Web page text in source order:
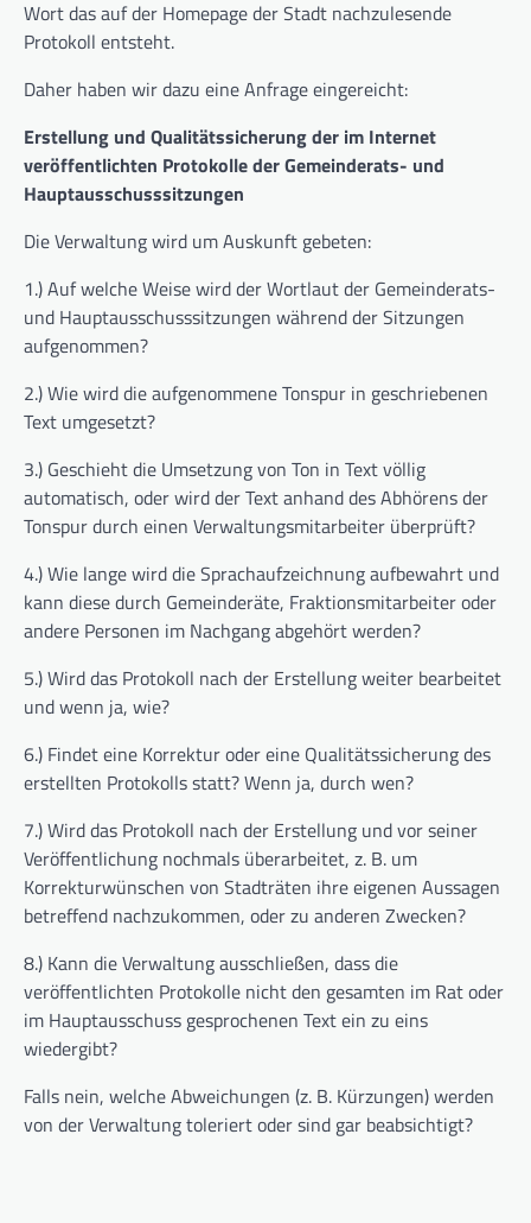
Wort das auf der Homepage der Stadt nachzulesende
Protokoll entsteht.
Daher haben wir dazu eine Anfrage eingereicht:
Erstellung und Qualitätssicherung der im Internet
veröffentlichten Protokolle der Gemeinderats- und
Hauptausschusssitzungen
Die Verwaltung wird um Auskunft gebeten:
1.) Auf welche Weise wird der Wortlaut der Gemeinderats-
und Hauptausschusssitzungen während der Sitzungen
aufgenommen?
2.) Wie wird die aufgenommene Tonspur in geschriebenen
Text umgesetzt?
3.) Geschieht die Umsetzung von Ton in Text völlig
automatisch, oder wird der Text anhand des Abhörens der
Tonspur durch einen Verwaltungsmitarbeiter überprüft?
4.) Wie lange wird die Sprachaufzeichnung aufbewahrt und
kann diese durch Gemeinderäte, Fraktionsmitarbeiter oder
andere Personen im Nachgang abgehört werden?
5.) Wird das Protokoll nach der Erstellung weiter bearbeitet
und wenn ja, wie?
6.) Findet eine Korrektur oder eine Qualitätssicherung des
erstellten Protokolls statt? Wenn ja, durch wen?
7.) Wird das Protokoll nach der Erstellung und vor seiner
Veröffentlichung nochmals überarbeitet, z. B. um
Korrekturwünschen von Stadträten ihre eigenen Aussagen
betreffend nachzukommen, oder zu anderen Zwecken?
8.) Kann die Verwaltung ausschließen, dass die
veröffentlichten Protokolle nicht den gesamten im Rat oder
im Hauptausschuss gesprochenen Text ein zu eins
wiedergibt?
Falls nein, welche Abweichungen (z. B. Kürzungen) werden
von der Verwaltung toleriert oder sind gar beabsichtigt?